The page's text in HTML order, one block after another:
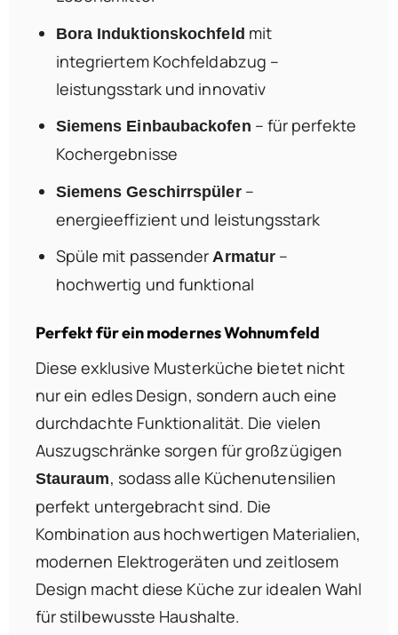
Bora Induktionskochfeld mit
integriertem Kochfeldabzug –
leistungsstark und innovativ
Siemens Einbaubackofen – für perfekte
Kochergebnisse
Siemens Geschirrspüler–
energieeffizient und leistungsstark
Spüle mit passenderArmatur –
hochwertig und funktional
Perfekt für ein modernes Wohnumfeld
Diese exklusive Musterküche bietet nicht
nur ein edles Design, sondern auch eine
durchdachte Funktionalität. Die vielen
Auszugschränke sorgen für großzügigen
Stauraum, sodass alle Küchenutensilien
perfekt untergebracht sind. Die
Kombination aus hochwertigen Materialien,
modernen Elektrogeräten und zeitlosem
Design macht diese Küche zur idealen Wahl
für stilbewusste Haushalte.